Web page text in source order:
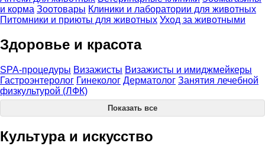
и корма Зоотовары Клиники и лаборатории для животных
Питомники и приюты для животных Уход за животными
Здоровье и красота
SPA-процедуры Визажисты Визажисты и имиджмейкеры
Гастроэнтеролог Гинеколог Дерматолог Занятия лечебной
физкультурой (ЛФК)
Показать все
Культура и искусство